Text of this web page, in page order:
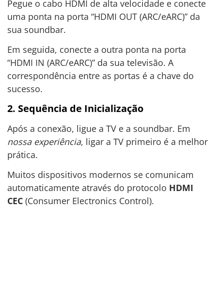
Pegue o cabo HDMI de alta velocidade e conecte
uma ponta na porta “HDMI OUT (ARC/eARC)” da
sua soundbar.
Em seguida, conecte a outra ponta na porta
“HDMI IN (ARC/eARC)” da sua televisão. A
correspondência entre as portas é a chave do
sucesso.
2. Sequência de Inicialização
Após a conexão, ligue a TV e a soundbar. Em
nossa experiência, ligar a TV primeiro é a melhor
prática.
Muitos dispositivos modernos se comunicam
automaticamente através do protocolo HDMI
CEC (Consumer Electronics Control).